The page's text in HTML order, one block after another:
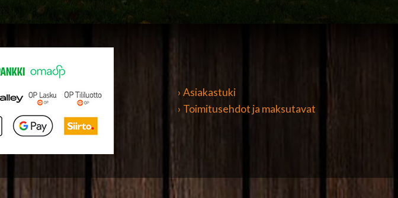
› Asiakastuki
› Toimitusehdot ja maksutavat